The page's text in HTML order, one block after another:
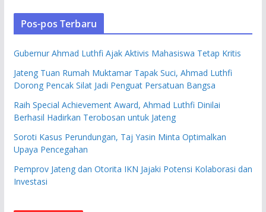
Pos-pos Terbaru
Gubernur Ahmad Luthfi Ajak Aktivis Mahasiswa Tetap Kritis
Jateng Tuan Rumah Muktamar Tapak Suci, Ahmad Luthfi
Dorong Pencak Silat Jadi Penguat Persatuan Bangsa
Raih Special Achievement Award, Ahmad Luthfi Dinilai
Berhasil Hadirkan Terobosan untuk Jateng
Soroti Kasus Perundungan, Taj Yasin Minta Optimalkan
Upaya Pencegahan
Pemprov Jateng dan Otorita IKN Jajaki Potensi Kolaborasi dan
Investasi